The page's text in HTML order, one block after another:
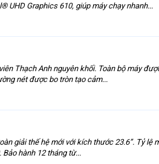
UHD Graphics 610, giúp máy chạy nhanh...
Thạch Anh nguyên khối. Toàn bộ máy
nét được bo tròn tạo cảm...
giải thế hệ mới với kích thước 23.6”. Tỷ
hành 12 tháng từ...